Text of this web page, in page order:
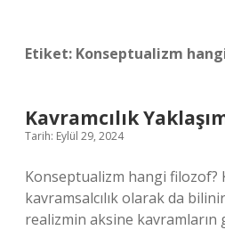
Etiket: Konseptualizm
Kavramcılık
Tarih: Eylül 29, 2024
Konseptualizm hangi filozof?
kavramsalcılık olarak da
realizmin aksine kavramların